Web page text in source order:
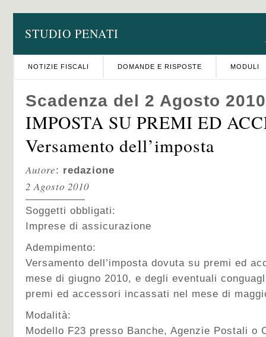
STUDIO PENATI
NOTIZIE FISCALI DOMANDE E RISPOSTE MODULI
Scadenza del 2 Agosto 2010
IMPOSTA SU PREMI ED
Versamento dell’imposta
Autore: redazione
2 Agosto 2010
Soggetti obbligati:
Imprese di assicurazione
Adempimento:
Versamento dell’imposta dovuta su premi ed
mese di giugno 2010, e degli eventuali
premi ed accessori incassati nel mese di
Modalità:
Modello F23 presso Banche, Agenzie Postali o